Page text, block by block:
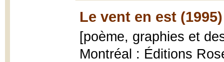
Le vent en est (1995)
[poème, graphies et
Montréal : Éditions